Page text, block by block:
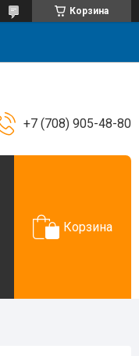
Корзина
+7 (708) 905-48-80
Корзина